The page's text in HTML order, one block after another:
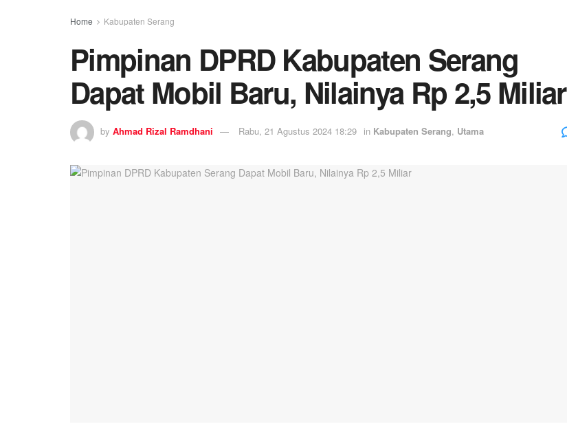
Home Kabupaten Serang
Pimpinan DPRD Kabupaten Serang
Dapat Mobil Baru, Nilainya Rp 2,5 Miliar
by Ahmad Rizal Ramdhani Rabu, 21 Agustus 2024 18:29 in Kabupaten Serang, Utama